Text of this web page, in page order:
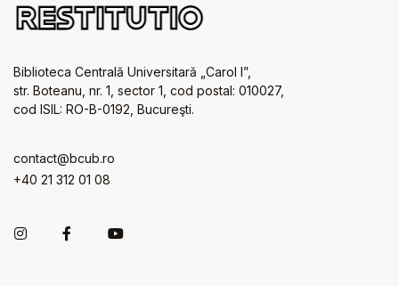
Biblioteca Centrală Universitară „Carol I”,
str. Boteanu, nr. 1, sector 1, cod postal: 010027,
cod ISIL: RO-B-0192, Bucureşti.
contact@bcub.ro
+40 21 312 01 08